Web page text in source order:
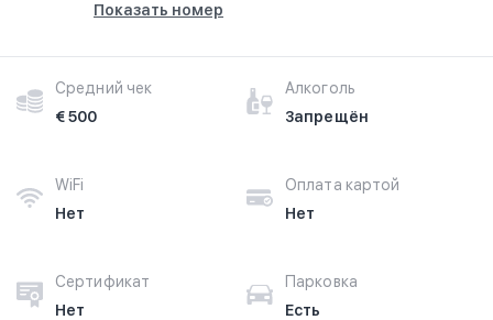
Показать номер
Средний чек
€ 500
Алкоголь
Запрещён
WiFi
Нет
Оплата картой
Нет
Сертификат
Нет
Парковка
Есть